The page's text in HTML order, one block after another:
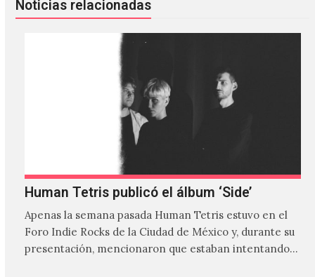
Noticias relacionadas
Human Tetris publicó el álbum ‘Side’
Apenas la semana pasada Human Tetris estuvo en el
Foro Indie Rocks de la Ciudad de México y, durante su
presentación, mencionaron que estaban intentando…